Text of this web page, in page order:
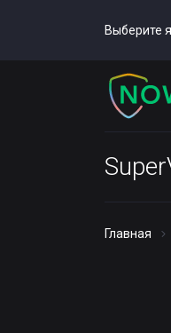
Выберите
Главная